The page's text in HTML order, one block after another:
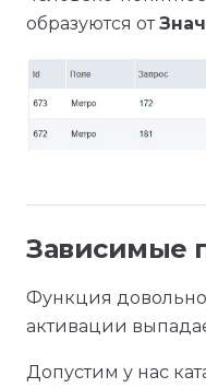
образуются от
Зависимые
Функция
активации
Допустим у нас